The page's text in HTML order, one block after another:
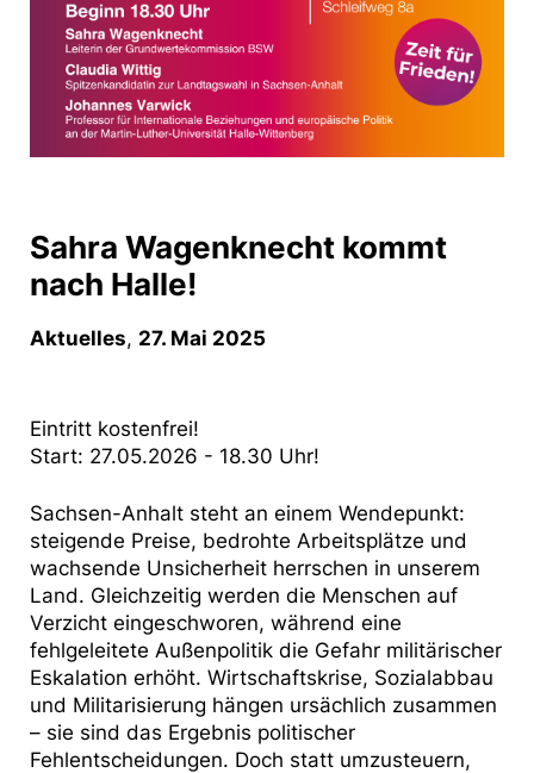
Sahra Wagenknecht kommt
nach Halle!
Aktuelles, 27. Mai 2025
Eintritt kostenfrei!
Start: 27.05.2026 - 18.30 Uhr!
Sachsen-Anhalt steht an einem Wendepunkt:
steigende Preise, bedrohte Arbeitsplätze und
wachsende Unsicherheit herrschen in unserem
Land. Gleichzeitig werden die Menschen auf
Verzicht eingeschworen, während eine
fehlgeleitete Außenpolitik die Gefahr militärischer
Eskalation erhöht. Wirtschaftskrise, Sozialabbau
und Militarisierung hängen ursächlich zusammen
– sie sind das Ergebnis politischer
Fehlentscheidungen. Doch statt umzusteuern,